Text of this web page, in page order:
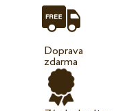
Doprava
zdarma